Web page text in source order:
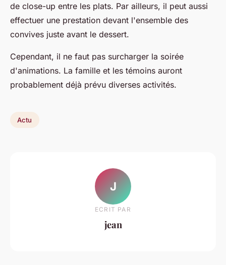
de close-up entre les plats. Par ailleurs, il peut aussi
effectuer une prestation devant l'ensemble des
convives juste avant le dessert.
Cependant, il ne faut pas surcharger la soirée
d'animations. La famille et les témoins auront
probablement déjà prévu diverses activités.
Actu
J
ECRIT PAR
jean